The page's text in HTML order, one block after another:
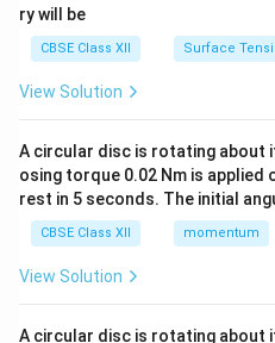
ry will be
CBSE Class XII Surface
View Solution
A circular disc is rotating about
osing torque 0.02 Nm is applied
rest in 5 seconds. The initial
CBSE Class XII momentum
View Solution
A circular disc is rotating about